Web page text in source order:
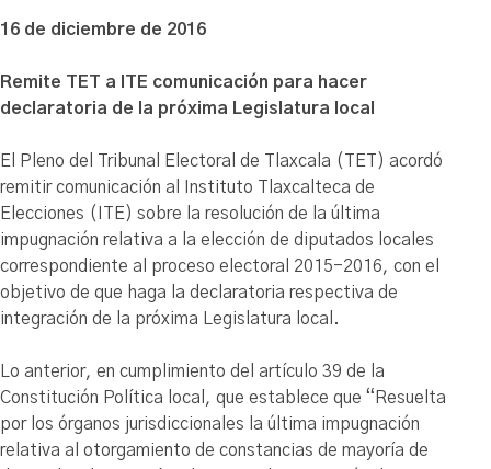
16 de diciembre de 2016
Remite TET a ITE comunicación para hacer
declaratoria de la próxima Legislatura local
El Pleno del Tribunal Electoral de Tlaxcala (TET) acordó
remitir comunicación al Instituto Tlaxcalteca de
Elecciones (ITE) sobre la resolución de la última
impugnación relativa a la elección de diputados locales
correspondiente al proceso electoral 2015-2016, con el
objetivo de que haga la declaratoria respectiva de
integración de la próxima Legislatura local.
Lo anterior, en cumplimiento del artículo 39 de la
Constitución Política local, que establece que “Resuelta
por los órganos jurisdiccionales la última impugnación
relativa al otorgamiento de constancias de mayoría de